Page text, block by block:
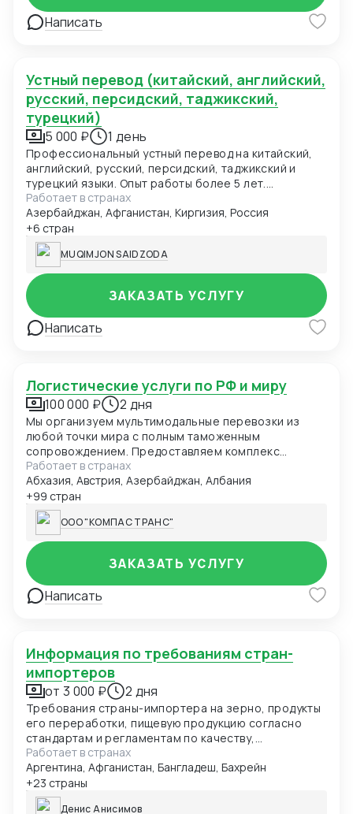
Написать
Устный перевод (китайский, английский,
русский, персидский, таджикский,
турецкий)
5 000 ₽ 1 день
Профессиональный устный перевод на китайский,
английский, русский, персидский, таджикский и
турецкий языки. Опыт работы более 5 лет.
Участвовал в международных конференциях,
деловых переговорах и культурных мероприятиях.
Обеспечиваю точность и конфиденциальность.цена
зависит от продолжительности или типа
мероприятия (например, конференция, встреча,
телефонный звонок и т.д.).
Работает в странах
Азербайджан, Афганистан, Киргизия, Россия
+6 стран
MUQIMJON SAIDZODA
Написать
ЗАКАЗАТЬ УСЛУГУ
Логистические услуги по РФ и миру
100 000 ₽ 2 дня
Мы организуем мультимодальные перевозки из
любой точки мира с полным таможенным
сопровождением. Предоставляем комплекс
складских услуг в ключевых логистических хабах
Европы, Азии и России. Специализируемся на
перевозках температурных грузов с
гарантированным соблюдением режима.
Обеспечиваем доставку сборных и генеральных
грузов с ежедневным мониторингом. Выстраиваем
эффективные логистические цепочки через
собственную сеть партнеров в 25 странах мира.
Работает в странах
Абхазия, Австрия, Азербайджан, Албания
+99 стран
ООО "КОМПАС ТРАНС"
Написать
ЗАКАЗАТЬ УСЛУГУ
Информация по требованиям стран-
импортеров
от 3 000 ₽ 2 дня
Требования страны-импортера на зерно, продукты
его переработки, пищевую продукцию согласно
стандартам и регламентам по качеству,
безопасности и иным требованиям. Данные могут
быть представлены в виде чек-листа, формат Excel,
pdf. Первый заказ бесплатно в рамках специального
предложения.
Работает в странах
Аргентина, Афганистан, Бангладеш, Бахрейн
+23 страны
Денис Анисимов